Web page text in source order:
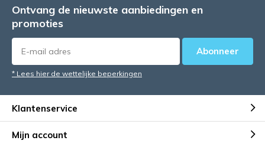
Ontvang de nieuwste aanbiedingen en
promoties
Abonneer
* Lees hier de wettelijke beperkingen
Klantenservice
Mijn account